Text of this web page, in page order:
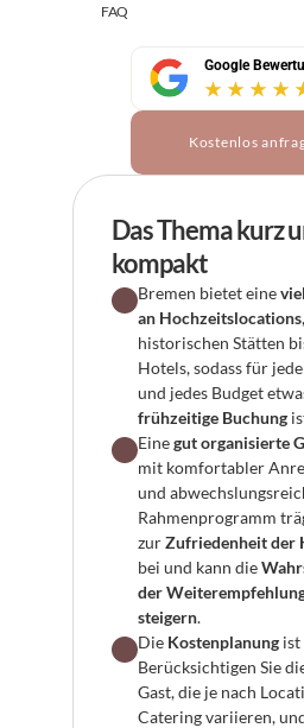
FAQ
Google
Kostenlos
Das Thema kurz
kompakt
Bremen bietet eine
an Hochzeitslocations
historischen Stätten
Hotels, sodass für
frühzeitige Buchung
Eine gut organisierte
mit komfortabler
und
Rahmenprogramm
zur Zufriedenheit der
bei und kann die
der
steigern.
Die Kostenplanung ist
Berücksichtigen Sie
Gast, die je nach
Catering variieren,